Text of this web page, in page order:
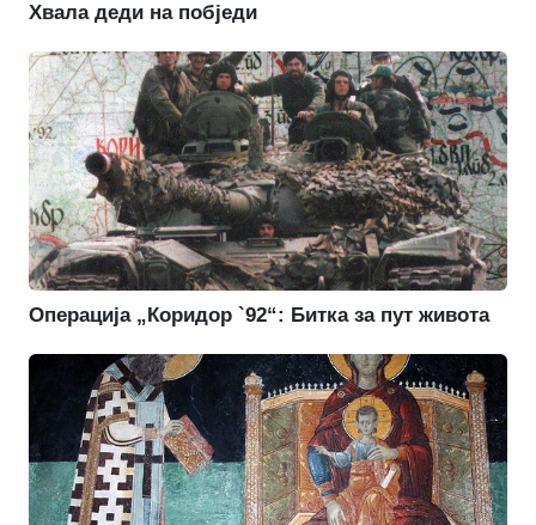
Хвала деди на побједи
Операција „Коридор `92“: Битка за пут живота